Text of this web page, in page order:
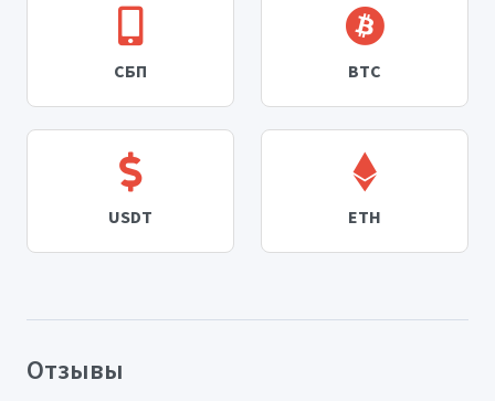
СБП BTC
USDT ETH
Отзывы